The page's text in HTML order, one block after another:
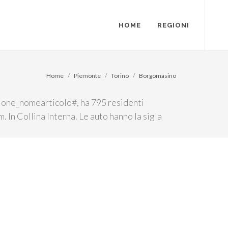
HOME REGIONI
ha 795 residenti
In Collina Interna. Le auto hanno la sigla
Home Piemonte Torino Borgomasino